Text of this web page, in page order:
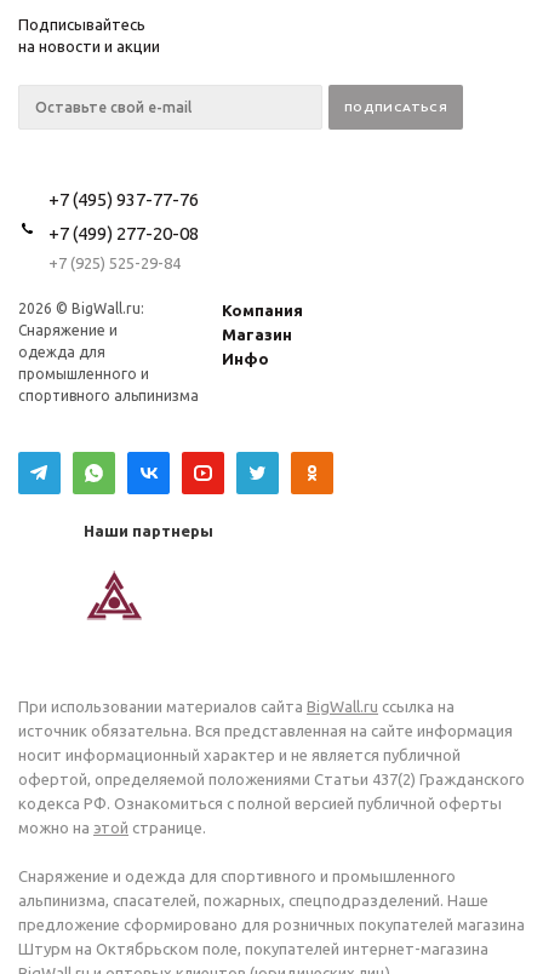
Подписывайтесь
на новости и акции
+7 (495) 937-77-76
+7 (499) 277-20-08
+7 (925) 525-29-84
2026 © BigWall.ru:
Снаряжение и
одежда для
промышленного и
спортивного альпинизма
Компания
Магазин
Инфо
Наши партнеры
При использовании материалов сайта BigWall.ru ссылка на
источник обязательна. Вся представленная на сайте информация
носит информационный характер и не является публичной
офертой, определяемой положениями Статьи 437(2) Гражданского
кодекса РФ. Ознакомиться с полной версией публичной оферты
можно на этой странице.
Снаряжение и одежда для спортивного и промышленного
альпинизма, спасателей, пожарных, спецподразделений. Наше
предложение сформировано для розничных покупателей магазина
Штурм на Октябрьском поле, покупателей интернет-магазина